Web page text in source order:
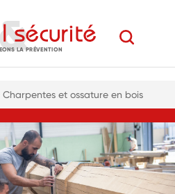
LA PRÉVENTION
Charpentes et ossature en bois